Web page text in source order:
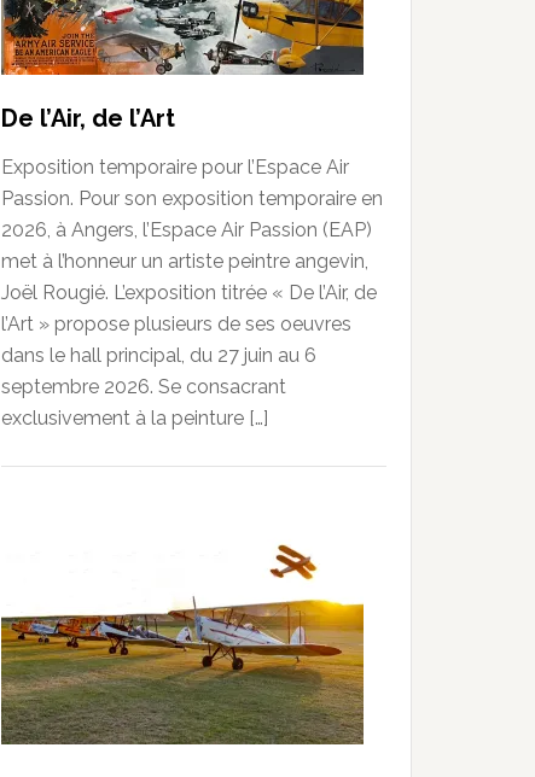
De l’Air, de l’Art
Exposition temporaire pour l’Espace Air
Passion. Pour son exposition temporaire en
2026, à Angers, l’Espace Air Passion (EAP)
met à l’honneur un artiste peintre angevin,
Joël Rougié. L’exposition titrée « De l’Air, de
l’Art » propose plusieurs de ses oeuvres
dans le hall principal, du 27 juin au 6
septembre 2026. Se consacrant
exclusivement à la peinture […]